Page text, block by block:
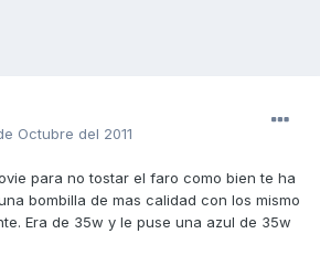
Octubre del 2011
para no tostar el faro como bien te ha
bombilla de mas calidad con los mismo
Era de 35w y le puse una azul de 35w